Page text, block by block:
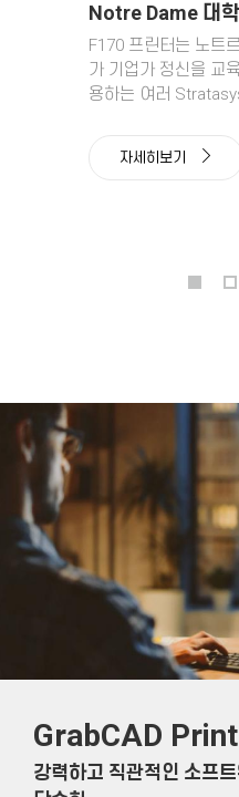
Notre Dame 대
F170 프린터는 노트
가 기업가 정신을 교
용하는 여러
자세히보기
GrabCAD
강력하고 직관적인 소프